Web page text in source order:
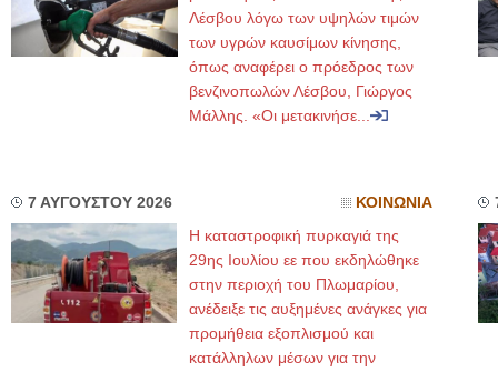
Λέσβου λόγω των υψηλών τιμών
των υγρών καυσίμων κίνησης,
όπως αναφέρει ο πρόεδρος των
βενζινοπωλών Λέσβου, Γιώργος
Μάλλης. «Οι μετακινήσε...
7 ΑΥΓΟΥΣΤΟΥ 2026 ΚΟΙΝΩΝΙΑ
Η καταστροφική πυρκαγιά της
29ης Ιουλίου εε που εκδηλώθηκε
στην περιοχή του Πλωμαρίου,
ανέδειξε τις αυξημένες ανάγκες για
προμήθεια εξοπλισμού και
κατάλληλων μέσων για την